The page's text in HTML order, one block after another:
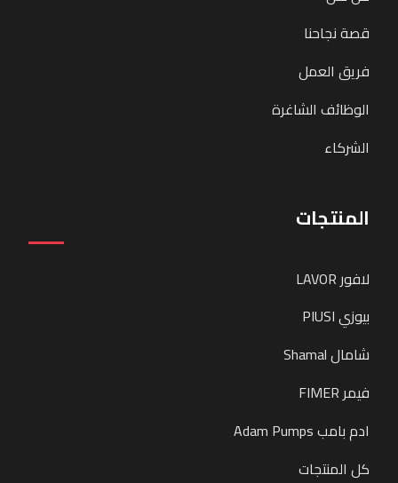
قصة نجاحنا
فريق العمل
الوظائف الشاغرة
الشركاء
المنتجات
لافور LAVOR
بيوزي PIUSI
شامال Shamal
فيمر FIMER
ادم بامب Adam Pumps
كل المنتجات